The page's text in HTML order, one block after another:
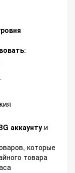
:
аккаунтуи
которые
товара